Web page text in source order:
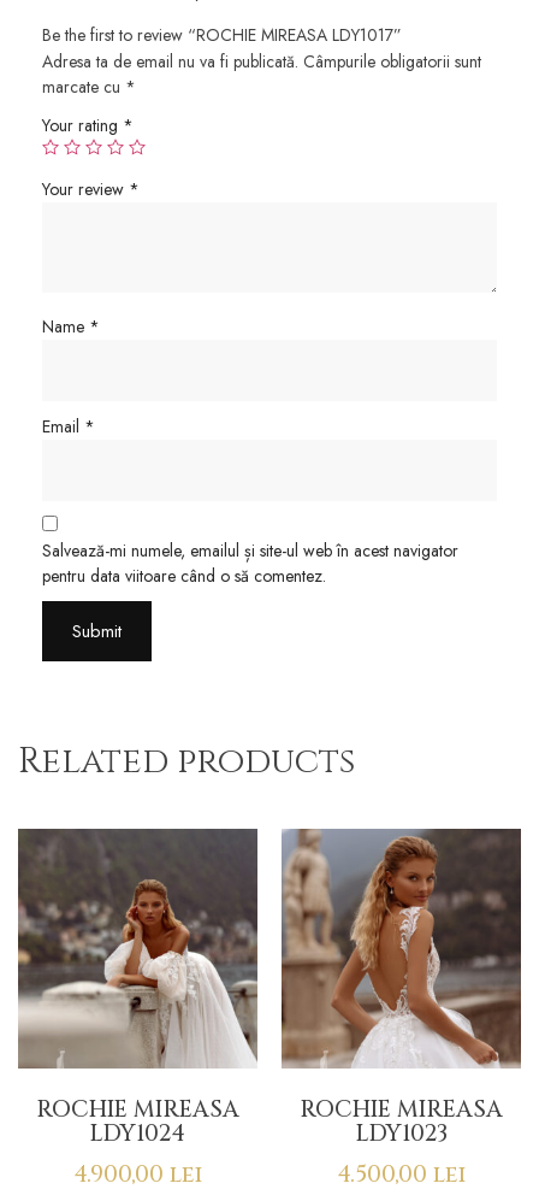
Be the first to review “ROCHIE MIREASA LDY1017”
Adresa ta de email nu va fi publicată. Câmpurile obligatorii sunt
marcate cu *
Your rating *
Your review *
Name *
Email *
Salvează-mi numele, emailul și site-ul web în acest navigator
pentru data viitoare când o să comentez.
Related products
ROCHIE MIREASA
LDY1024
4.900,00 lei
ROCHIE MIREASA
LDY1023
4.500,00 lei